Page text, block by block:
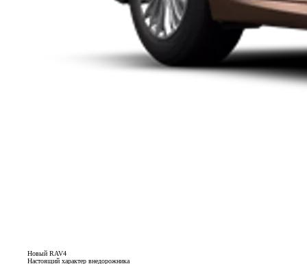
Новый RAV4
Настоящий характер внедорожника